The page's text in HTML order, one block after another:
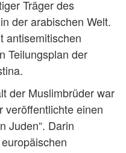
Träger des
der arabischen Welt.
antisemitischen
Teilungsplan der
der Muslimbrüder war
veröffentlichte einen
Juden“. Darin